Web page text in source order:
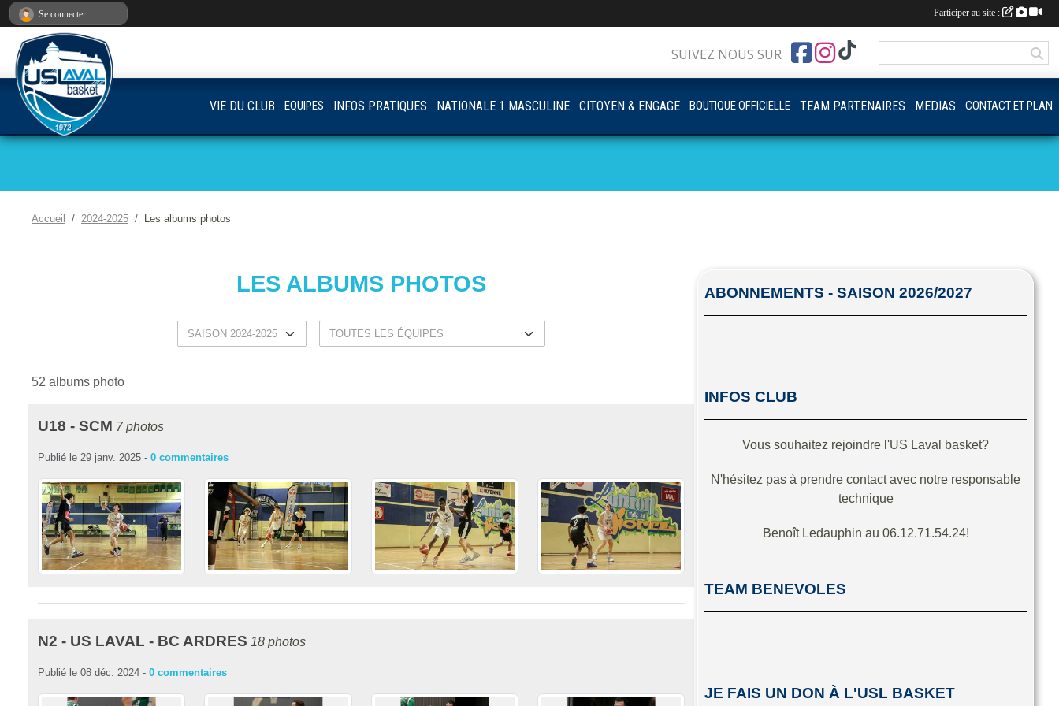
Accueil 2024-2025 Les albums photos
LES ALBUMS PHOTOS
52 albums photo
U18 - SCM 7 photos
Publié le 29 janv. 2025 - 0 commentaires
N2 - US LAVAL - BC ARDRES 18 photos
Publié le 08 déc. 2024 - 0 commentaires
ABONNEMENTS - SAISON 2026/2027
INFOS CLUB
Vous souhaitez rejoindre l'US Laval basket?
N'hésitez pas à prendre contact avec notre responsable
technique
Benoît Ledauphin au 06.12.71.54.24!
TEAM BENEVOLES
JE FAIS UN DON À L'USL BASKET
SUIVEZ NOUS SUR
VIE DU CLUB EQUIPES INFOS PRATIQUES NATIONALE 1 MASCULINE CITOYEN & ENGAGE BOUTIQUE OFFICIELLE TEAM PARTENAIRES MEDIAS CONTACT ET PLAN
Se connecter Participer au site :
Panneau de gestion des cookies